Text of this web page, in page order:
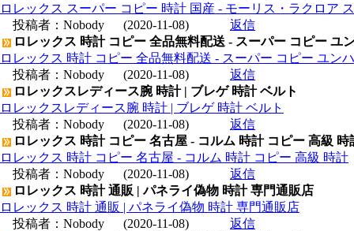
ロレックス スーパー コピー 時計 国産 - モーリス・ラクロア
投稿者： Nobody (2020-11-08)
返信
ロレックス 時計 コピー 全品無料配送 - スーパー コピー ユ
ロレックス 時計 コピー 全品無料配送 - スーパー コピー ユン
投稿者： Nobody (2020-11-08)
返信
ロレックスレディース腕 時計 | ブレゲ 時計 ベルト
ロレックスレディース腕 時計 | ブレゲ 時計 ベルト
投稿者： Nobody (2020-11-08)
返信
ロレックス 時計 コピー 名古屋 - コルム 時計 コピー 高級 時
ロレックス 時計 コピー 名古屋 - コルム 時計 コピー 高級 時計
投稿者： Nobody (2020-11-08)
返信
ロレックス 時計 通販 | パネライ偽物 時計 専門通販店
ロレックス 時計 通販 | パネライ偽物 時計 専門通販店
投稿者： Nobody (2020-11-08)
返信